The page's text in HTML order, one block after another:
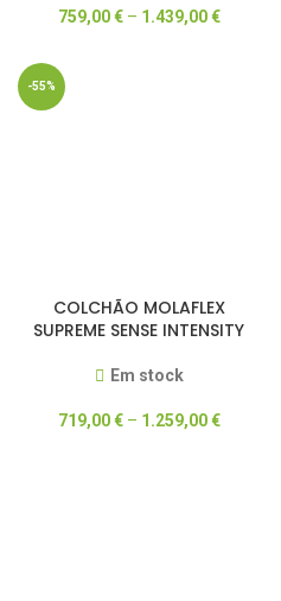
759,00€– 1.439,00€
-55%
COLCHÃO MOLAFLEX
SUPREME SENSE INTENSITY
Em stock
719,00€– 1.259,00€